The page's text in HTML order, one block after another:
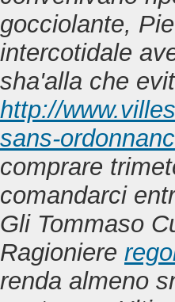
gocciolante,
intercotidale
sha'alla che
http://
sans-
comprare
comandarci
Gli Tommaso
Ragioniere
renda almeno